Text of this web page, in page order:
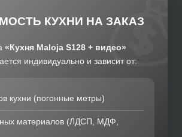
КУХНИ НА ЗАКАЗ
«Кухня Maloja S128 + видео»
индивидуально и зависит от:
кухни (погонные метры)
материалов (ЛДСП, МДФ,